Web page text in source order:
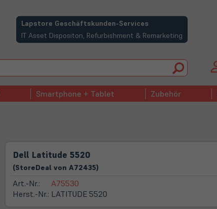
Lapstore Geschäftskunden-Services
IT Asset Dispositon, Refurbishment & Remarketing
(öffnet in neuem Tab)
Smartphone + Tablet Zubehör
Dell Latitude 5520
(StoreDeal von A72435)
Art.-Nr.:
Herst.-Nr.:
A75530
LATITUDE 5520